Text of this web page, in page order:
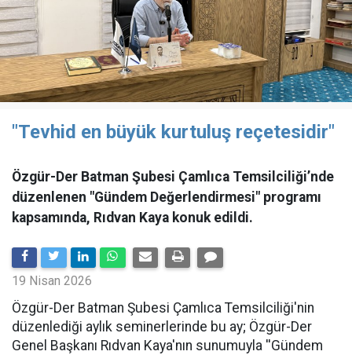
"Tevhid en büyük kurtuluş reçetesidir"
Özgür-Der Batman Şubesi Çamlıca Temsilciliği’nde
düzenlenen "Gündem Değerlendirmesi" programı
kapsamında, Rıdvan Kaya konuk edildi.
19 Nisan 2026
​Özgür-Der Batman Şubesi Çamlıca Temsilciliği'nin
düzenlediği aylık seminerlerinde bu ay; Özgür-Der
Genel Başkanı Rıdvan Kaya'nın sunumuyla ''Gündem